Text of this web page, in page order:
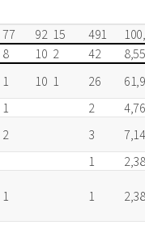
77 92 15 491
8 10 2 42
1 10 1 26
1 2
2 3
1
1 1